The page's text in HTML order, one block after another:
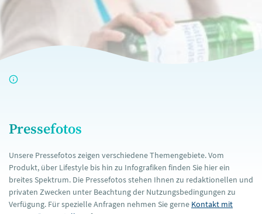
Pressefotos
Unsere Pressefotos zeigen verschiedene Themengebiete. Vom
Produkt, über Lifestyle bis hin zu Infografiken finden Sie hier ein
breites Spektrum. Die Pressefotos stehen Ihnen zu redaktionellen und
privaten Zwecken unter Beachtung der Nutzungsbedingungen zu
Verfügung. Für spezielle Anfragen nehmen Sie gerne Kontakt mit